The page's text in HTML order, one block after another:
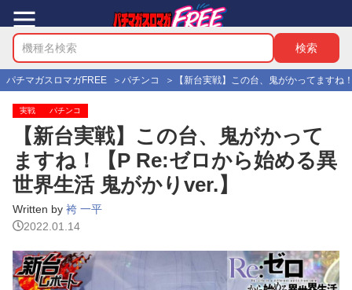
パチマガスロマガFREE パチンコ 【新台実戦】この台、鬼がかってます
実戦 パチンコ
【新台実戦】この台、鬼がかって
ますね！【P Re:ゼロから始める異
世界生活 鬼がかりver.】
Written by 袴 一平
2022.01.14